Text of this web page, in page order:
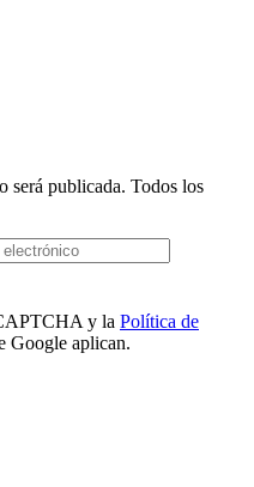
será publicada. Todos los
y la Política de
Google aplican.